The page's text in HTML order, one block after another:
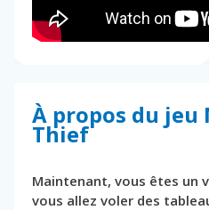
À propos du jeu
Thief
Maintenant, vous êtes un
vous allez voler des